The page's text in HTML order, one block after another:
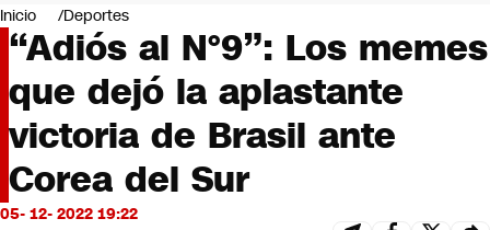
Negocios
Deportes
Programas completos
Cultura
Servicios
Bits
CNN tiempo
Futuro 360
Inicio Deportes
“Adiós al N°9”: Los memes
que dejó la aplastante
victoria de Brasil ante
Corea del Sur
05- 12- 2022 19:22